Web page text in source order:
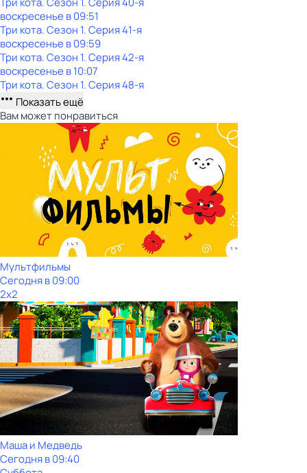
воскресенье в09:51
Три кота. Сезон 1. Серия 41-я
воскресенье в09:59
Три кота. Сезон 1. Серия 42-я
воскресенье в10:07
Три кота. Сезон 1. Серия 48-я
Показать ещё
Вам может понравиться
Мультфильмы
Сегодня в 09:00
2x2
Маша и Медведь
Сегодня в 09:40